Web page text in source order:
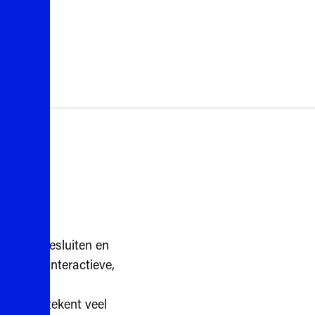
‘besluiten en
tijdens interactieve,
Dat betekent veel